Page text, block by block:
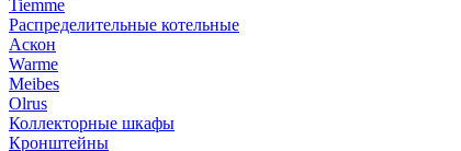
Tiemme
Распределительные котельные
Аскон
Warme
Meibes
Olrus
Коллекторные шкафы
Кронштейны